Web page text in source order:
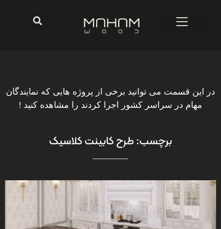
در این قسمت می توانید برخی از پروژه هایی که نمایندگان
مهام در سراسر کشور اجرا کردند را مشاهده کنید !
برچسب: طرح کابینت کلاسیک